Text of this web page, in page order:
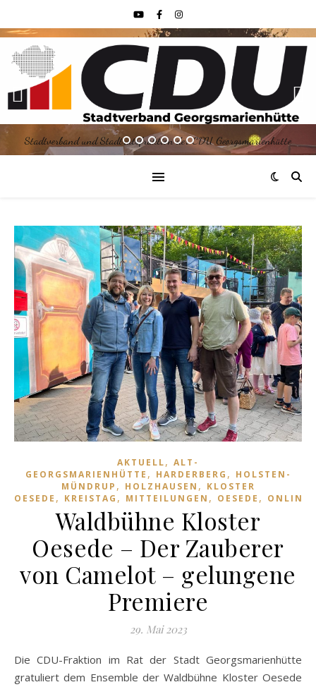
Stadtverband und Stadtratsfraktion der CDU Georgsmarienhütte
AKTUELL, ALT-
GEORGSMARIENHÜTTE , HARDERBERG , HOLSTEN-
MÜNDRUP , HOLZHAUSEN , KLOSTER
OESEDE , KREISTAG , MITTEILUNGEN , OESEDE , ONLINE
Waldbühne Kloster
Oesede – Der Zauberer
von Camelot – gelungene
Premiere
29. Mai 2023
Die CDU-Fraktion im Rat der Stadt Georgsmarienhütte
gratuliert dem Ensemble der Waldbühne Kloster Oesede